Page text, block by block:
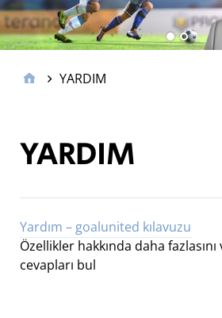
YARDIM
YARDIM
Yardım – goalunited kılavuzu
Özellikler hakkında daha
cevapları bul